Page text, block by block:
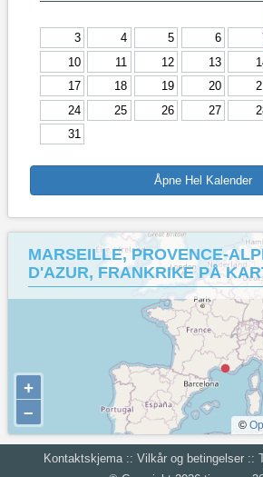
3
4 5 6
10
11 12 13
17
18 19 20
24
25 26 27
31
Åpne Hel Kalender
MARSEILLE, PROVENCE-
D'AZUR, FRANKRIKE PÅ
+
–
©
Kontaktskjema :: Vilkår og betingelser ::